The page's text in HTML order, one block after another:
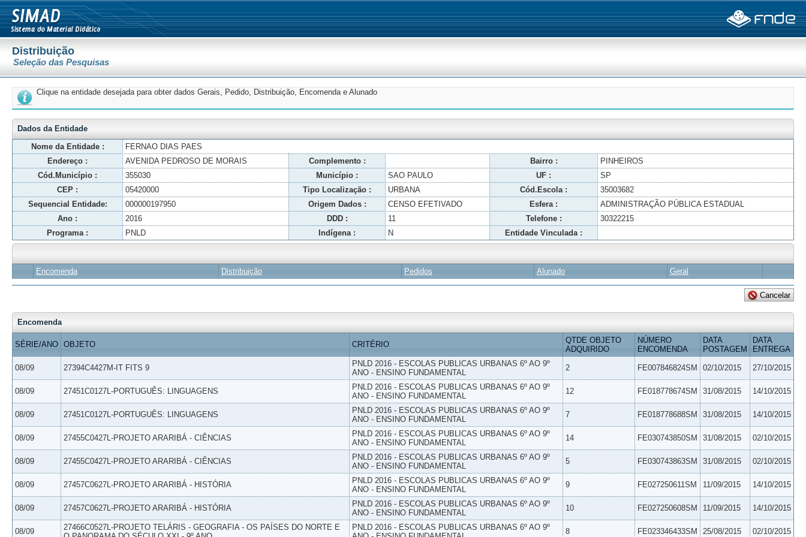
Distribuição
Seleção das Pesquisas
Clique na entidade desejada para obter dados Gerais, Pedido, Distribuição, Encomenda e Alunado
Dados da Entidade
Nome da Entidade :
FERNAO DIAS PAES
Endereço :
AVENIDA PEDROSO DE MORAIS Complemento : Bairro :
PINHEIROS
Cód.Município :
355030 Município : SAO PAULO UF :
SP
CEP :
05420000 Tipo Localização : URBANA Cód.Escola :
35003682
Sequencial Entidade:
000000197950 Origem Dados : CENSO EFETIVADO Esfera :
ADMINISTRAÇÃO PÚBLICA ESTADUAL
Ano :
2016 DDD : 11 Telefone :
30322215
Programa :
PNLD Indígena : N Entidade Vinculada :
Encomenda Distribuição Pedidos Alunado Geral
Encomenda
SÉRIE/ANO OBJETO CRITÉRIO
QTDE OBJETO
ADQUIRIDO
NÚMERO
ENCOMENDA
DATA
POSTAGEM
DATA
ENTREGA
08/09 27394C4427M-IT FITS 9
PNLD 2016 - ESCOLAS PUBLICAS URBANAS 6º AO 9º
ANO - ENSINO FUNDAMENTAL
2 FE007846824SM 02/10/2015 27/10/2015
08/09 27451C0127L-PORTUGUÊS: LINGUAGENS
PNLD 2016 - ESCOLAS PUBLICAS URBANAS 6º AO 9º
ANO - ENSINO FUNDAMENTAL
12 FE018778674SM 31/08/2015 14/10/2015
08/09 27451C0127L-PORTUGUÊS: LINGUAGENS
PNLD 2016 - ESCOLAS PUBLICAS URBANAS 6º AO 9º
ANO - ENSINO FUNDAMENTAL
7 FE018778688SM 31/08/2015 14/10/2015
08/09 27455C0427L-PROJETO ARARIBÁ - CIÊNCIAS
PNLD 2016 - ESCOLAS PUBLICAS URBANAS 6º AO 9º
ANO - ENSINO FUNDAMENTAL
14 FE030743850SM 31/08/2015 02/10/2015
08/09 27455C0427L-PROJETO ARARIBÁ - CIÊNCIAS
PNLD 2016 - ESCOLAS PUBLICAS URBANAS 6º AO 9º
ANO - ENSINO FUNDAMENTAL
5 FE030743863SM 31/08/2015 02/10/2015
08/09 27457C0627L-PROJETO ARARIBÁ - HISTÓRIA
PNLD 2016 - ESCOLAS PUBLICAS URBANAS 6º AO 9º
ANO - ENSINO FUNDAMENTAL
9 FE027250611SM 11/09/2015 14/10/2015
08/09 27457C0627L-PROJETO ARARIBÁ - HISTÓRIA
PNLD 2016 - ESCOLAS PUBLICAS URBANAS 6º AO 9º
ANO - ENSINO FUNDAMENTAL
10 FE027250608SM 11/09/2015 14/10/2015
08/09
27466C0527L-PROJETO TELÁRIS - GEOGRAFIA - OS PAÍSES DO NORTE E
PNLD 2016 - ESCOLAS PUBLICAS URBANAS 6º AO 9º
8 FE023346433SM 25/08/2015 02/10/2015